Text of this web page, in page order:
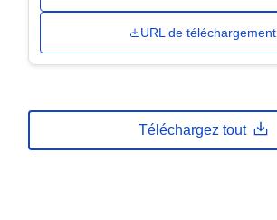
URL de téléchargement
Téléchargez tout